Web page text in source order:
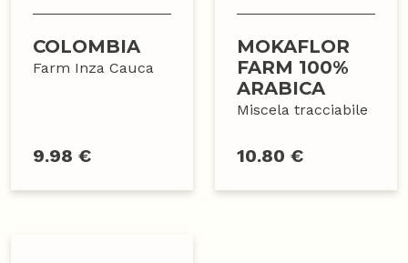
COLOMBIA
Farm Inza Cauca
9.98 €
MOKAFLOR
FARM 100%
ARABICA
Miscela tracciabile
10.80 €